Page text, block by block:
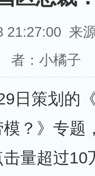
21:27:00 来
者：小橘子
策划的《
？》专题
量超过10